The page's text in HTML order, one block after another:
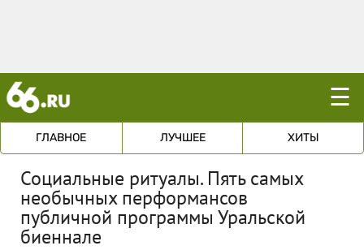
☰
ГЛАВНОЕ ЛУЧШЕЕ ХИТЫ
Социальные ритуалы. Пять самых
необычных перформансов
публичной программы Уральской
биеннале